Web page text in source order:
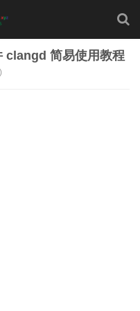
clangd 简易使用教程